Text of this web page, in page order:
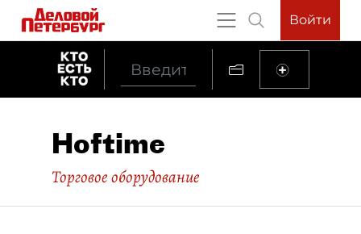
Войти
Hoftime
Торговое оборудование